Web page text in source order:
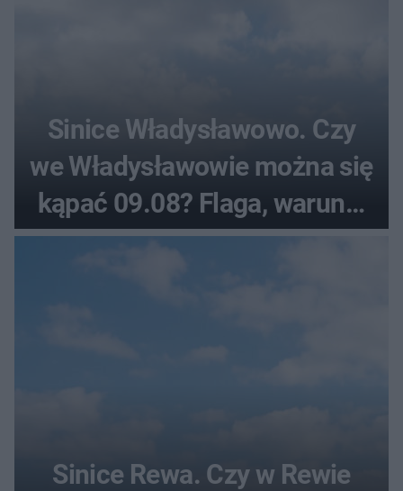
Sinice Władysławowo. Czy
we Władysławowie można się
kąpać 09.08? Flaga, warunki
pogodowe
Sinice Rewa. Czy w Rewie